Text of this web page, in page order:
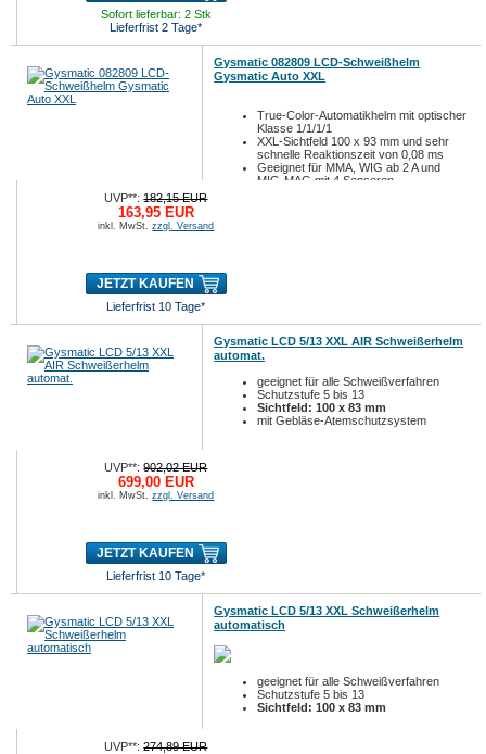
Sofort lieferbar: 2 Stk
Lieferfrist 2 Tage*
Gysmatic 082809 LCD-Schweißhelm
Gysmatic Auto XXL
True-Color-Automatikhelm mit optischer
Klasse 1/1/1/1
XXL-Sichtfeld 100 x 93 mm und sehr
schnelle Reaktionszeit von 0,08 ms
Geeignet für MMA, WIG ab 2 A und
MIG-MAG mit 4 Sensoren
UVP**:182,15 EUR
163,95 EUR
inkl. MwSt.zzgl. Versand
JETZT KAUFEN
Lieferfrist 10 Tage*
Gysmatic LCD 5/13 XXL AIR Schweißerhelm
automat.
geeignet für alle Schweißverfahren
Schutzstufe 5 bis 13
Sichtfeld: 100 x 83 mm
mit Gebläse-Atemschutzsystem
UVP**:902,02 EUR
699,00 EUR
inkl. MwSt.zzgl. Versand
JETZT KAUFEN
Lieferfrist 10 Tage*
Gysmatic LCD 5/13 XXL Schweißerhelm
automatisch
geeignet für alle Schweißverfahren
Schutzstufe 5 bis 13
Sichtfeld: 100 x 83 mm
UVP**:274,89 EUR